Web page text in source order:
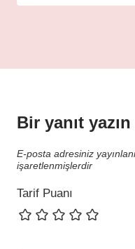
Bir yanıt yazın
E-posta adresiniz
işaretlenmişlerdir
Tarif Puanı